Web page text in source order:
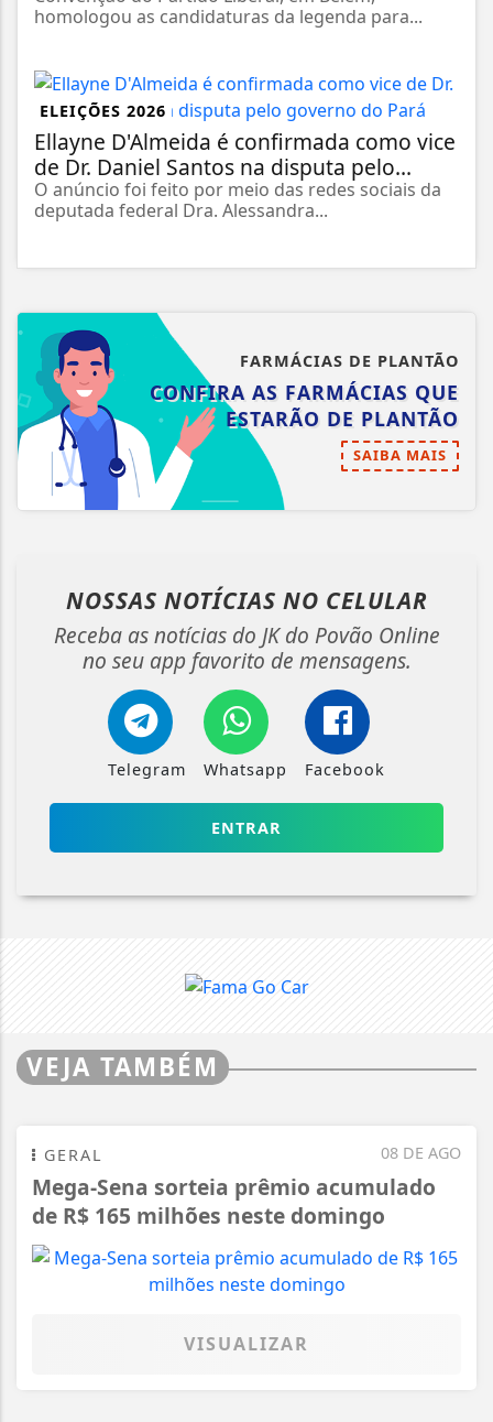
homologou as candidaturas da legenda para...
ELEIÇÕES 2026
Ellayne D'Almeida é confirmada como vice
de Dr. Daniel Santos na disputa pelo...
O anúncio foi feito por meio das redes sociais da
deputada federal Dra. Alessandra...
FARMÁCIAS DE PLANTÃO
CONFIRA AS FARMÁCIAS QUE
ESTARÃO DE PLANTÃO
SAIBA MAIS
NOSSAS NOTÍCIAS NO CELULAR
Receba as notícias do JK do Povão Online
no seu app favorito de mensagens.
Telegram Whatsapp Facebook
ENTRAR
VEJA TAMBÉM
08 DE AGO
GERAL
Mega-Sena sorteia prêmio acumulado
de R$ 165 milhões neste domingo
VISUALIZAR